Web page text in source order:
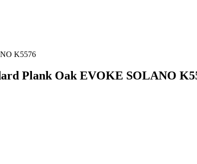
K5576
Plank Oak EVOKE SOLANO